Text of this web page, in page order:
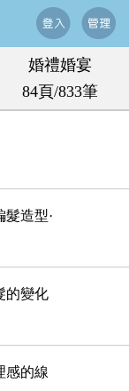
婚禮婚宴
84頁/833筆
髮造型·
的變化
感的線